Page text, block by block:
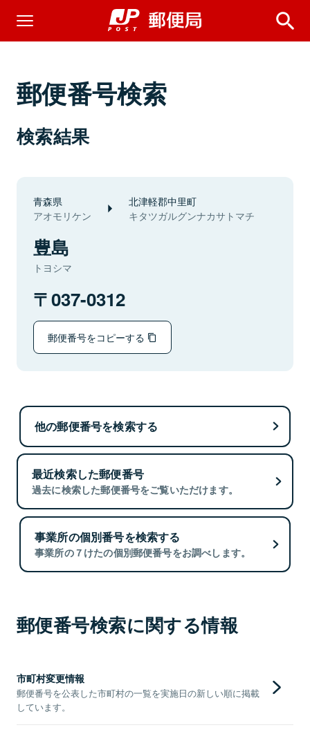
郵便番号検索
検索結果
青森県
アオモリケン
北津軽郡中里町
キタツガルグンナカサトマチ
豊島
トヨシマ
037-0312
郵便番号をコピーする
他の郵便番号を検索する
最近検索した郵便番号
過去に検索した郵便番号をご覧いただけます。
事業所の個別番号を検索する
事業所の７けたの個別郵便番号をお調べします。
郵便番号検索に関する情報
市町村変更情報
郵便番号を公表した市町村の一覧を実施日の新しい順に掲載
しています。